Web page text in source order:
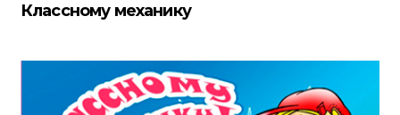
Классному механику